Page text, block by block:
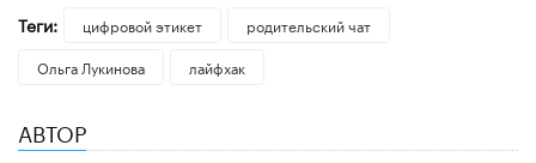
Теги: цифровой этикет
родительский чат
Ольга Лукинова
лайфхак
АВТОР